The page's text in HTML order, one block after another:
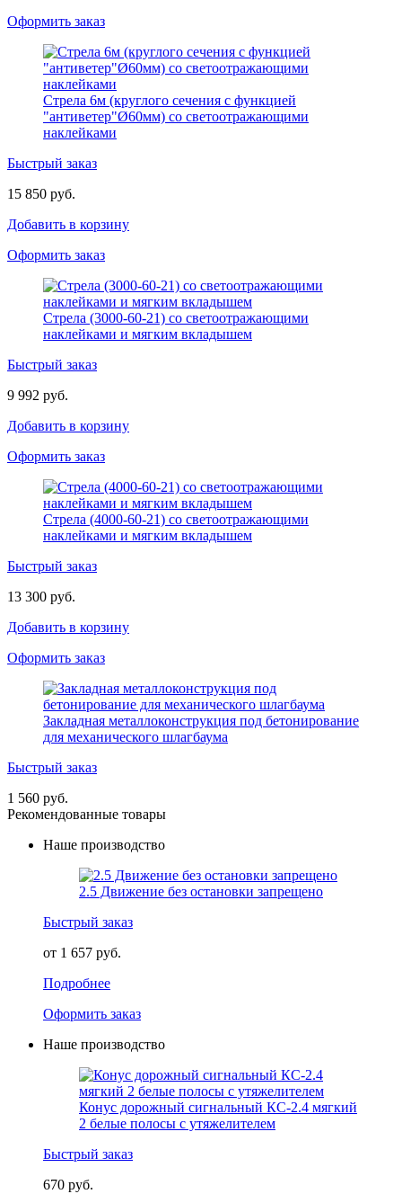
Оформить заказ
Стрела 6м (круглого сечения с функцией
"антиветер"Ø60мм) со светоотражающими
наклейками
Быстрый заказ
15 850 руб.
Добавить в корзину
Оформить заказ
Стрела (3000-60-21) со светоотражающими
наклейками и мягким вкладышем
Быстрый заказ
9 992 руб.
Добавить в корзину
Оформить заказ
Стрела (4000-60-21) со светоотражающими
наклейками и мягким вкладышем
Быстрый заказ
13 300 руб.
Добавить в корзину
Оформить заказ
Закладная металлоконструкция под бетонирование
для механического шлагбаума
Быстрый заказ
1 560 руб.
Рекомендованные товары
Наше производство
2.5 Движение без остановки запрещено
Быстрый заказ
от 1 657 руб.
Подробнее
Оформить заказ
Наше производство
Конус дорожный сигнальный КС-2.4 мягкий
2 белые полосы с утяжелителем
Быстрый заказ
670 руб.